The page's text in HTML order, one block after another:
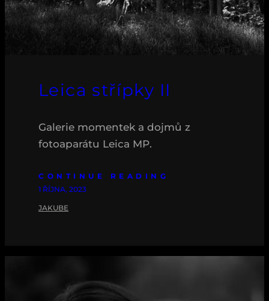
Leica střípky II
Galerie momentek a dojmů z
fotoaparátu Leica MP.
CONTINUE READING
1 ŘÍJNA, 2023
JAKUBE